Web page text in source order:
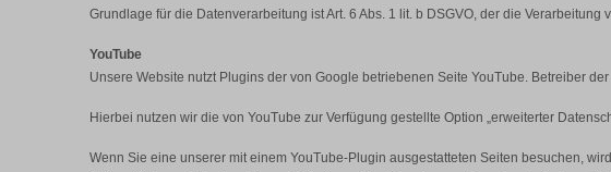
Grundlage für die Datenverarbeitung ist Art. 6 Abs. 1 lit. b DSGVO, der die
YouTube
Unsere Website nutzt Plugins der von Google betriebenen Seite YouTube. Betreiber
Hierbei nutzen wir die von YouTube zur Verfügung gestellte Option „erweiterter
Wenn Sie eine unserer mit einem YouTube-Plugin ausgestatteten Seiten besuchen,